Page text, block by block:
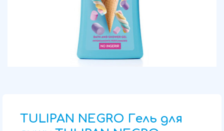
TULIPAN NEGRO Гель для